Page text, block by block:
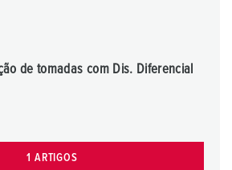
de tomadas com Dis. Diferencial
1 ARTIGOS